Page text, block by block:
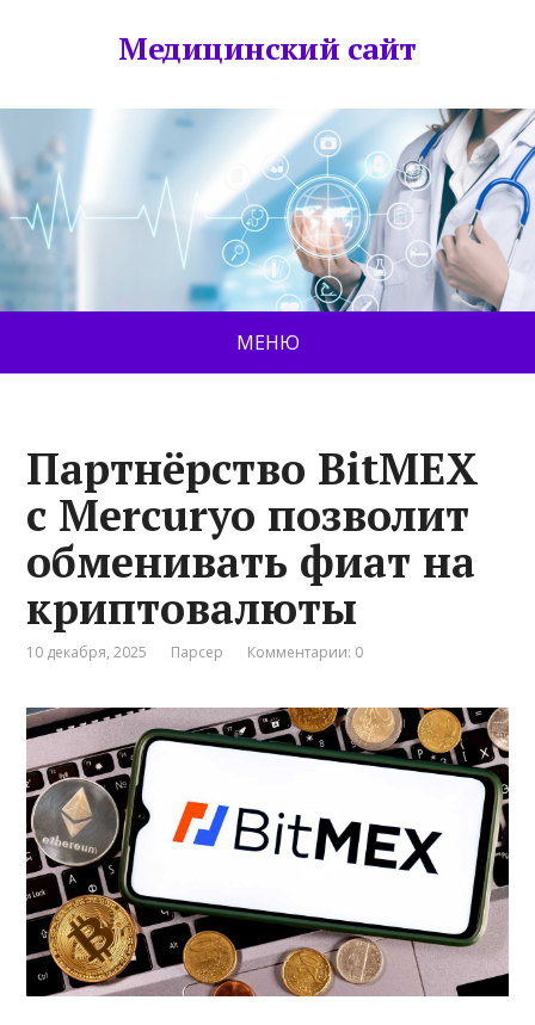
Медицинский сайт
МЕНЮ
Партнёрство BitMEX
с Mercuryo позволит
обменивать фиат на
криптовалюты
10 декабря, 2025 Парсер Комментарии: 0